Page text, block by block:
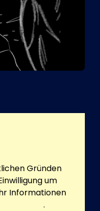
Gründen
um
Informationen
.